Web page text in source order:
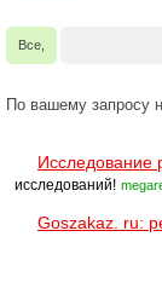
Все,
По вашему запросу
Исследование
исследований!
Goszakaz. ru: